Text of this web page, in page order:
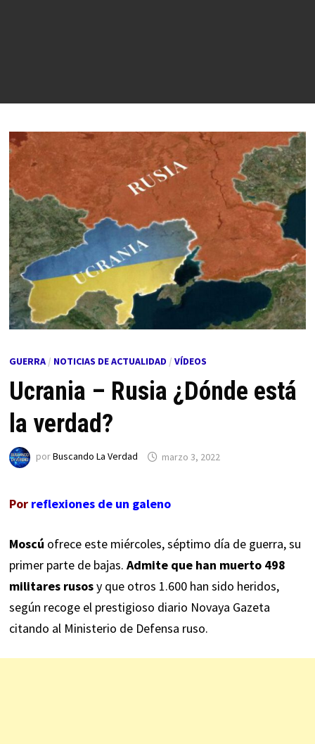
GUERRA/ NOTICIAS DE ACTUALIDAD / VÍDEOS
Ucrania – Rusia ¿Dónde está
la verdad?
porBuscando La Verdad marzo 3, 2022
Por reflexiones de un galeno
Moscú ofrece este miércoles, séptimo día de guerra, su
primer parte de bajas. Admite que han muerto 498
militares rusosy que otros 1.600 han sido heridos,
según recoge el prestigioso diario Novaya Gazeta
citando al Ministerio de Defensa ruso.